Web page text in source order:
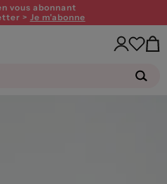
vous abonnant
> Je m'abonne